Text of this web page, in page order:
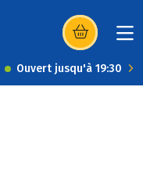
(s’ouvre dans
Ouvert jusqu'à 19:30